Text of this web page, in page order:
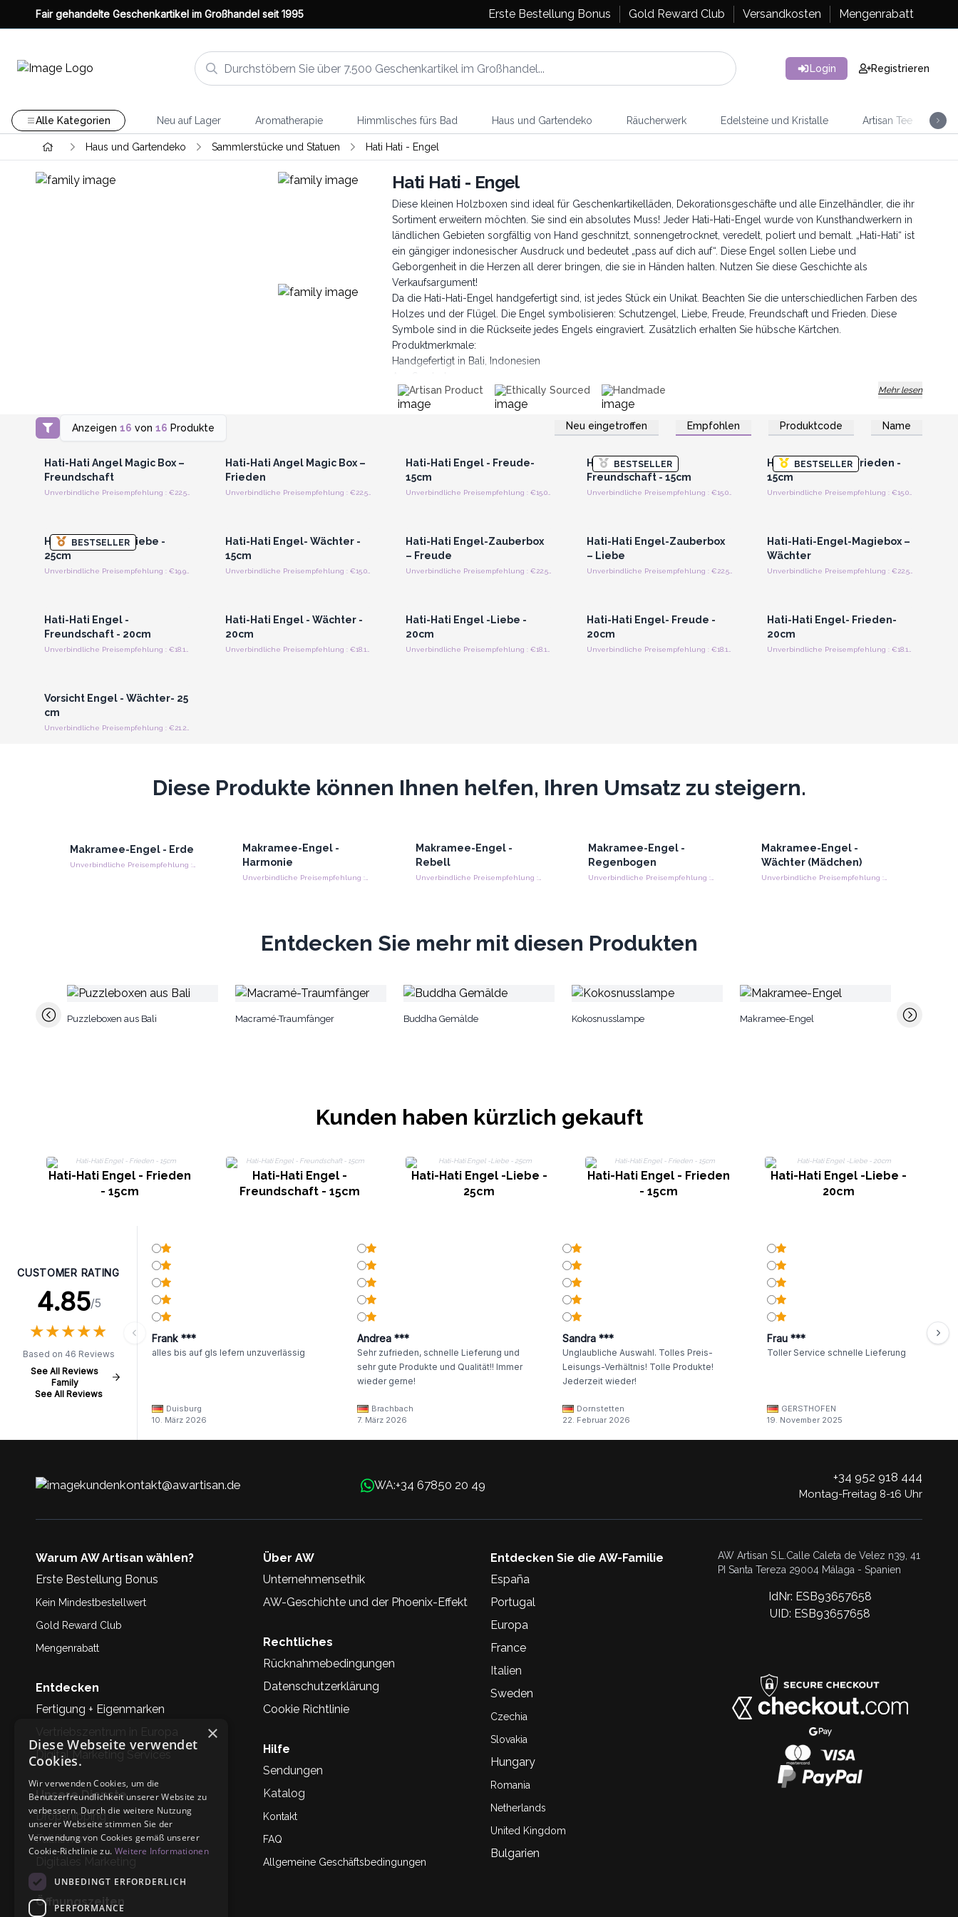
Fair gehandelte Geschenkartikel im Großhandel seit 1995 Erste Bestellung Bonus Gold Reward Club Versandkosten Mengenrabatt
Login Registrieren
Alle Kategorien Neu auf Lager Aromatherapie Himmlisches fürs Bad Haus und Gartendeko Räucherwerk Edelsteine und Kristalle Artisan Tee
Haus und Gartendeko Sammlerstücke und Statuen Hati Hati - Engel
Hati Hati - Engel
Diese kleinen Holzboxen sind ideal für Geschenkartikelläden, Dekorationsgeschäfte und alle Einzelhändler, die ihr
Sortiment erweitern möchten. Sie sind ein absolutes Muss! Jeder Hati-Hati-Engel wurde von Kunsthandwerkern in
ländlichen Gebieten sorgfältig von Hand geschnitzt, sonnengetrocknet, veredelt, poliert und bemalt. „Hati-Hati“ ist
ein gängiger indonesischer Ausdruck und bedeutet „pass auf dich auf“. Diese Engel sollen Liebe und
Geborgenheit in die Herzen all derer bringen, die sie in Händen halten. Nutzen Sie diese Geschichte als
Verkaufsargument!
Da die Hati-Hati-Engel handgefertigt sind, ist jedes Stück ein Unikat. Beachten Sie die unterschiedlichen Farben des
Holzes und der Flügel. Die Engel symbolisieren: Schutzengel, Liebe, Freude, Freundschaft und Frieden. Diese
Symbole sind in die Rückseite jedes Engels eingraviert. Zusätzlich erhalten Sie hübsche Kärtchen.
Produktmerkmale:
Handgefertigt in Bali, Indonesien
Aus Suarholz
Gewicht: ca. 120–280 Gramm
Größe: 14, 15, 20 oder 25 cm hoch
Erhältlich in 16 Modellen; detaillierte Informationen finden Sie auf der jeweiligen Produktseite.
Sichern Sie sich jetzt diese einzigartige Holzdekoration für Ihr Geschäft!
Artisan Product Ethically Sourced Handmade Mehr lesen
Anzeigen 16 von 16 Produkte Neu eingetroffen Empfohlen Produktcode Name
Anmelden oder Registrieren
für Großhandelspreise
Hati-Hati Angel Magic Box –
Freundschaft
Hati-Hati Angel Magic Box –
Frieden
Unverbindliche Preisempfehlung : €22.50/Stuck
Hati-Hati Engel - Freude-
15cm
BESTSELLER
Anmelden oder Registrieren
für Großhandelspreise
Hati-Hati Engel -
Freundschaft - 15cm
Unverbindliche Preisempfehlung : €15.00/Engel
BESTSELLER
Anmelden oder Registrieren
für Großhandelspreise
Hati-Hati Engel - Frieden -
15cm
BESTSELLER
Hati-Hati Engel -Liebe -
25cm
Hati-Hati Engel- Wächter -
15cm
Unverbindliche Preisempfehlung : €15.00/Engel
Hati-Hati Engel-Zauberbox
– Freude
Hati-Hati Engel-Zauberbox
– Liebe
Unverbindliche Preisempfehlung : €22.50/Stuck
Hati-Hati-Engel-Magiebox –
Wächter
Hati-Hati Engel -
Freundschaft - 20cm
Hati-Hati Engel - Wächter -
20cm
Hati-Hati Engel -Liebe -
20cm
Hati-Hati Engel- Freude -
20cm
Hati-Hati Engel- Frieden-
20cm
Vorsicht Engel - Wächter- 25
cm
Diese Produkte können Ihnen helfen, Ihren Umsatz zu steigern.
Makramee-Engel - Erde
Makramee-Engel -
Harmonie
Makramee-Engel -
Rebell
Unverbindliche Preisempfehlung : €10.35/stück
Makramee-Engel -
Regenbogen
Makramee-Engel -
Wächter (Mädchen)
Unverbindliche Preisempfehlung : €10.35/stück
Entdecken Sie mehr mit diesen Produkten
Puzzleboxen aus Bali Macramé-Traumfänger Buddha Gemälde Kokosnusslampe Makramee-Engel
Kunden haben kürzlich gekauft
Hati-Hati Engel - Frieden
- 15cm
Hati-Hati Engel -
Freundschaft - 15cm
Hati-Hati Engel -Liebe -
25cm
Hati-Hati Engel - Frieden
- 15cm
Hati-Hati Engel -Liebe -
20cm
CUSTOMER RATING
4.85/5
★★★★★
★★★★★
Based on 46 Reviews
See All Reviews
Family
See All Reviews
Frank ***
alles bis auf gls lefern unzuverlässig
Duisburg
10. März 2026
Andrea ***
Sehr zufrieden, schnelle Lieferung und
sehr gute Produkte und Qualität!! Immer
wieder gerne!
Brachbach
7. März 2026
Sandra ***
Unglaubliche Auswahl. Tolles Preis-
Leisungs-Verhältnis! Tolle Produkte!
Jederzeit wieder!
Dornstetten
22. Februar 2026
Frau ***
Toller Service schnelle Lieferung
GERSTHOFEN
19. November 2025
kundenkontakt@awartisan.de WA:+34 67850 20 49
+34 952 918 444
Montag-Freitag 8-16 Uhr
Warum AW Artisan wählen?
Erste Bestellung Bonus
Kein Mindestbestellwert
Gold Reward Club
Mengenrabatt
Entdecken
Fertigung + Eigenmarken
Vertriebszentrum in Europa
Digital Marketing Services
Unsere Dienste
Dropshipping
Fullfilment
Digitales Marketing
Öffnungszeiten
Über AW
Unternehmensethik
AW-Geschichte und der Phoenix-Effekt
Rechtliches
Rücknahmebedingungen
Datenschutzerklärung
Cookie Richtlinie
Hilfe
Sendungen
Katalog
Kontakt
FAQ
Allgemeine Geschäftsbedingungen
Entdecken Sie die AW-Familie
España
Portugal
Europa
France
Italien
Sweden
Czechia
Slovakia
Hungary
Romania
Netherlands
United Kingdom
Bulgarien
AW Artisan S.L.Calle Caleta de Velez n39, 41
PI Santa Tereza 29004 Málaga - Spanien
IdNr: ESB93657658
UID: ESB93657658
×
Diese Webseite verwendet
Cookies.
Wir verwenden Cookies, um die
Benutzerfreundlichkeit unserer Website zu
verbessern. Durch die weitere Nutzung
unserer Webseite stimmen Sie der
Verwendung von Cookies gemäß unserer
Cookie-Richtlinie zu. Weitere Informationen
UNBEDINGT ERFORDERLICH
PERFORMANCE